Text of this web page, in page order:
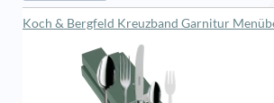
Koch & Bergfeld Kreuzband Garnitur